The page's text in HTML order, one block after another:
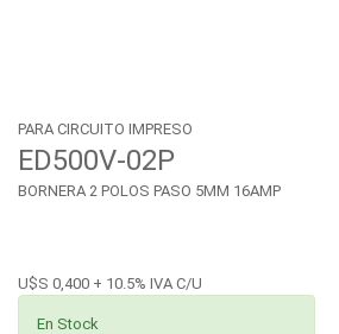
PARA CIRCUITO IMPRESO
ED500V-02P
BORNERA 2 POLOS PASO 5MM 16AMP
U$S 0,400 + 10.5% IVA C/U
En Stock